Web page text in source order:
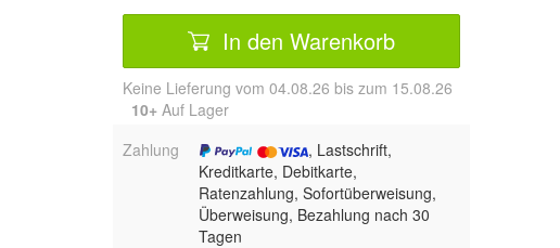
In den Warenkorb
Keine Lieferung vom 04.08.26 bis zum 15.08.26
10+ Auf Lager
Zahlung
, Lastschrift,
Kreditkarte, Debitkarte,
Ratenzahlung, Sofortüberweisung,
Überweisung, Bezahlung nach 30
Tagen